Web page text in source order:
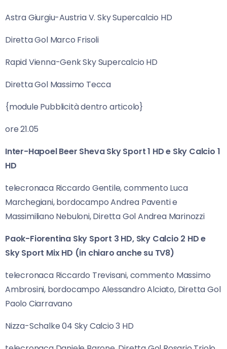
Astra Giurgiu-Austria V. Sky Supercalcio HD
Diretta Gol Marco Frisoli
Rapid Vienna-Genk Sky Supercalcio HD
Diretta Gol Massimo Tecca
{module Pubblicità dentro articolo}
ore 21.05
Inter-Hapoel Beer Sheva Sky Sport 1 HD e Sky Calcio 1
HD
telecronaca Riccardo Gentile, commento Luca
Marchegiani, bordocampo Andrea Paventi e
Massimiliano Nebuloni, Diretta Gol Andrea Marinozzi
Paok-Fiorentina Sky Sport 3 HD, Sky Calcio 2 HD e
Sky Sport Mix HD (in chiaro anche su TV8)
telecronaca Riccardo Trevisani, commento Massimo
Ambrosini, bordocampo Alessandro Alciato, Diretta Gol
Paolo Ciarravano
Nizza-Schalke 04 Sky Calcio 3 HD